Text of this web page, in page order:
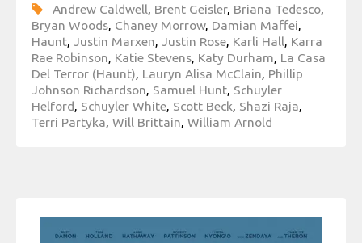
Andrew Caldwell Brent Geisler, Briana Tedesco
Bryan Woods Chaney Morrow, Damian Maffei
Haunt
Justin Marxen Justin Rose Karli Hall Karra
Rae Robinson Katie Stevens Katy Durham La Casa
Del Terror (Haunt) Lauryn Alisa McClain Phillip
Johnson Richardson Samuel Hunt Schuyler
Helford Schuyler White Scott Beck Shazi Raja
Terri Partyka Will Brittain William Arnold